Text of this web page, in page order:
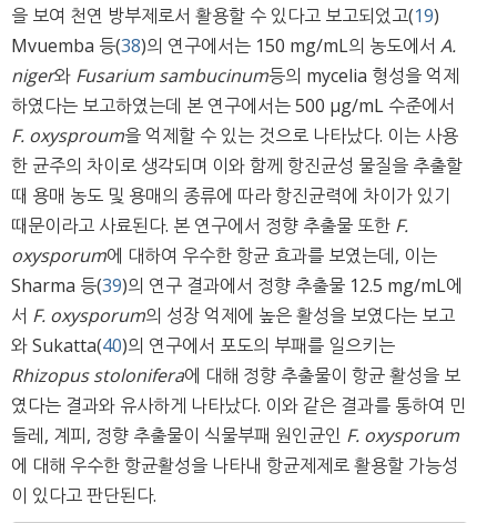
을 보여 천연 방부제로서 활용할 수 있다고 보고되었고(19)
Mvuemba 등(38)의 연구에서는 150 mg/mL의 농도에서 A.
niger와 Fusarium sambucinum등의 mycelia 형성을 억제
하였다는 보고하였는데 본 연구에서는 500 μg/mL 수준에서
F. oxysproum을 억제할 수 있는 것으로 나타났다. 이는 사용
한 균주의 차이로 생각되며 이와 함께 항진균성 물질을 추출할
때 용매 농도 및 용매의 종류에 따라 항진균력에 차이가 있기
때문이라고 사료된다. 본 연구에서 정향 추출물 또한 F.
oxysporum에 대하여 우수한 항균 효과를 보였는데, 이는
Sharma 등(39)의 연구 결과에서 정향 추출물 12.5 mg/mL에
서 F. oxysporum의 성장 억제에 높은 활성을 보였다는 보고
와 Sukatta(40)의 연구에서 포도의 부패를 일으키는
Rhizopus stolonifera에 대해 정향 추출물이 항균 활성을 보
였다는 결과와 유사하게 나타났다. 이와 같은 결과를 통하여 민
들레, 계피, 정향 추출물이 식물부패 원인균인 F. oxysporum
에 대해 우수한 항균활성을 나타내 항균제제로 활용할 가능성
이 있다고 판단된다.